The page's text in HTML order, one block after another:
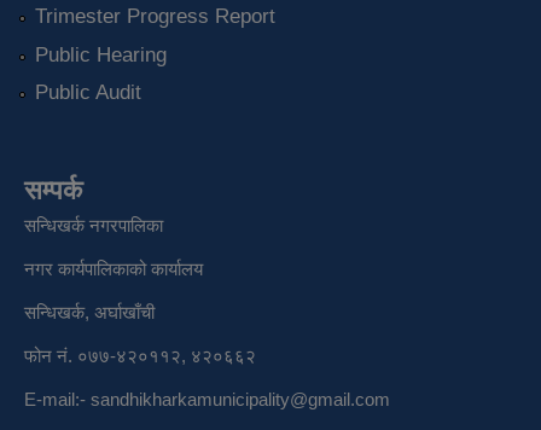
Trimester Progress Report
Public Hearing
Public Audit
सम्पर्क
सन्धिखर्क नगरपालिका
नगर कार्यपालिकाको कार्यालय
सन्धिखर्क, अर्घाखाँची
फोन नं. ०७७-४२०११२, ४२०६६२
E-mail:- sandhikharkamunicipality@gmail.com